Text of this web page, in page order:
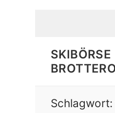
SKIBÖRSE
Schlagwort: